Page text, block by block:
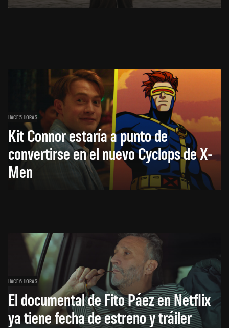
HACE 5 HORAS
Kit Connor estaría a punto de
convertirse en el nuevo Cyclops de X-
Men
HACE 6 HORAS
El documental de Fito Páez en Netflix
ya tiene fecha de estreno y tráiler